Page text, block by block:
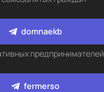
domnaekb
предпринимателей
fermerso